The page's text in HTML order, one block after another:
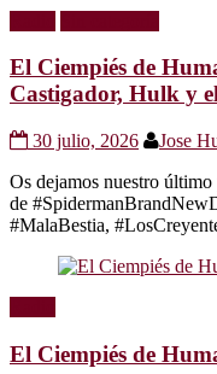
El Ciempiés de
Castigador, Hulk y
30 julio, 2026 Jose
Os dejamos nuestro
de
#MalaBestia,
El Ciempiés de